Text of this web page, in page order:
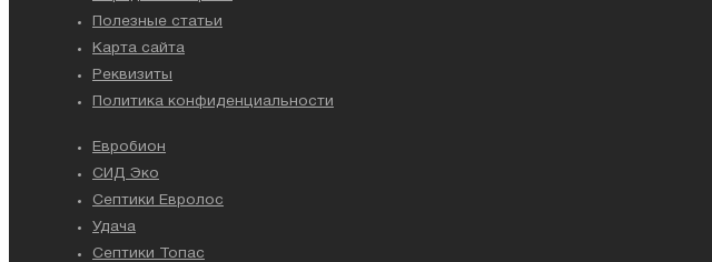
Полезные статьи
Карта сайта
Реквизиты
Политика конфиденциальности
Евробион
СИД Эко
Септики Евролос
Удача
Септики Топас